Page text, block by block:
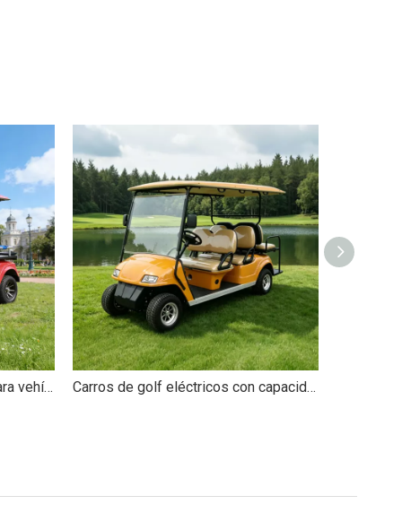
Carro de golf de ambulancia para vehículo eléctrico personalizado con cama - EG2048TB1 Carros de golf eléctricos con capacidad para 6 personas y pasajeros - EG2048KSZ